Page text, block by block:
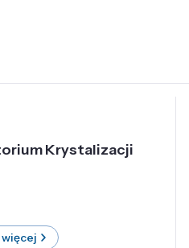
Krystalizacji